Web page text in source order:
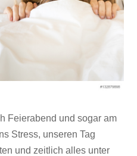
Feierabend und sogar am
Stress, unseren Tag
und zeitlich alles unter